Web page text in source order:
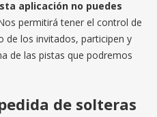
aplicación no puedes
permitirá tener el control de
de los invitados, participen y
de las pistas que podremos
de solteras